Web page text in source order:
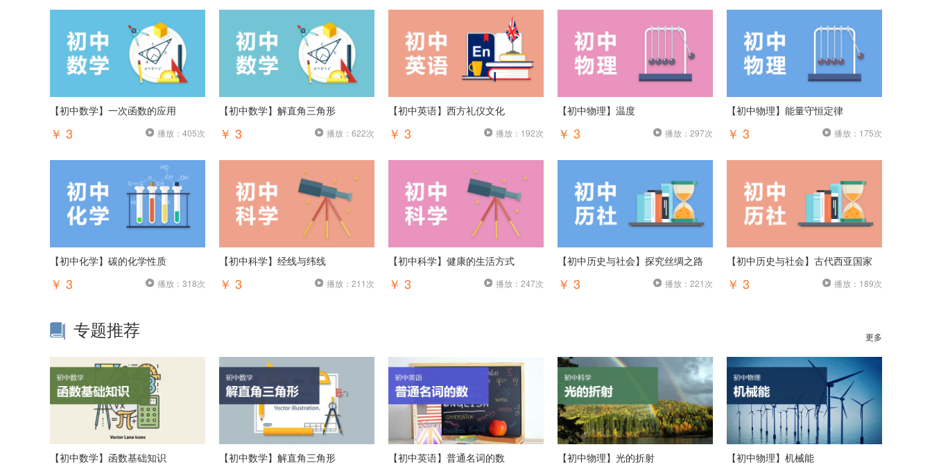
【初中数学】一次函数的应用
￥ 3 播放：405次
【初中数学】解直角三角形
￥ 3 播放：622次
【初中英语】西方礼仪文化
￥ 3 播放：192次
【初中物理】温度
￥ 3 播放：297次
【初中物理】能量守恒定律
￥ 3 播放：175次
【初中化学】碳的化学性质
￥ 3 播放：318次
【初中科学】经线与纬线
￥ 3 播放：211次
【初中科学】健康的生活方式
￥ 3 播放：247次
【初中历史与社会】探究丝绸之路
￥ 3 播放：221次
【初中历史与社会】古代西亚国家
￥ 3 播放：189次
专题推荐 更多
【初中数学】函数基础知识 【初中数学】解直角三角形 【初中英语】普通名词的数 【初中物理】光的折射 【初中物理】机械能